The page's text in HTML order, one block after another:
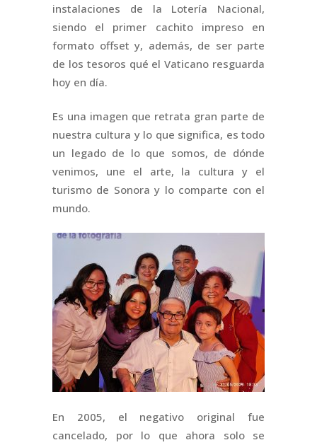
instalaciones de la Lotería Nacional,
siendo el primer cachito impreso en
formato offset y, además, de ser parte
de los tesoros qué el Vaticano resguarda
hoy en día.
Es una imagen que retrata gran parte de
nuestra cultura y lo que significa, es todo
un legado de lo que somos, de dónde
venimos, une el arte, la cultura y el
turismo de Sonora y lo comparte con el
mundo.
En 2005, el negativo original fue
cancelado, por lo que ahora solo se